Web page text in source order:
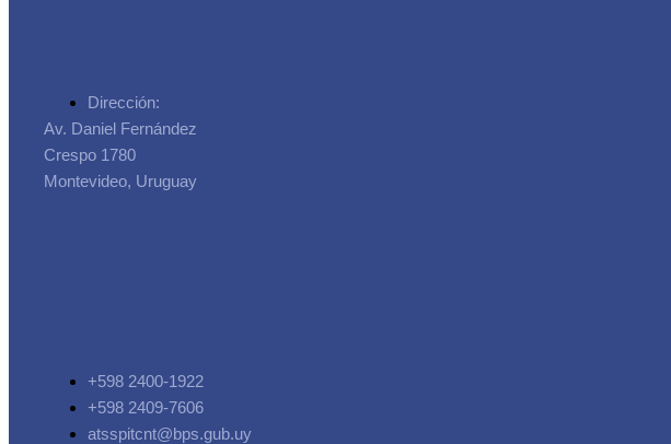
Dirección:
Av. Daniel Fernández
Crespo 1780
Montevideo, Uruguay
+598 2400-1922
+598 2409-7606
atsspitcnt@bps.gub.uy